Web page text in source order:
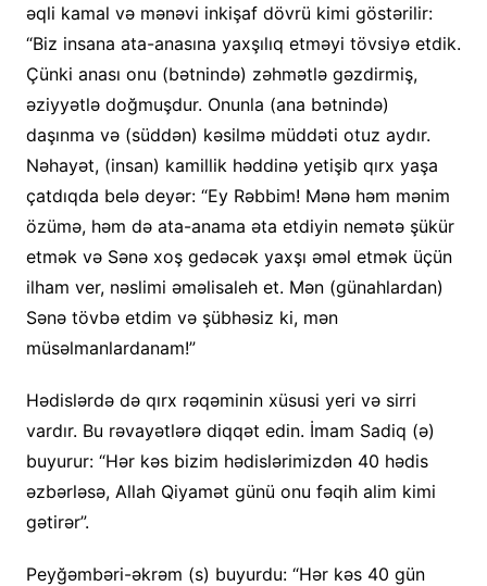
əqli kamal və mənəvi inkişaf dövrü kimi göstərilir:
“Biz insana ata-anasına yaxşılıq etməyi tövsiyə etdik.
Çünki anası onu (bətnində) zəhmətlə gəzdirmiş,
əziyyətlə doğmuşdur. Onunla (ana bətnində)
daşınma və (süddən) kəsilmə müddəti otuz aydır.
Nəhayət, (insan) kamillik həddinə yetişib qırx yaşa
çatdıqda belə deyər: “Ey Rəbbim! Mənə həm mənim
özümə, həm də ata-anama əta etdiyin nemətə şükür
etmək və Sənə xoş gedəcək yaxşı əməl etmək üçün
ilham ver, nəslimi əməlisaleh et. Mən (günahlardan)
Sənə tövbə etdim və şübhəsiz ki, mən
müsəlmanlardanam!”
Hədislərdə də qırx rəqəminin xüsusi yeri və sirri
vardır. Bu rəvayətlərə diqqət edin. İmam Sadiq (ə)
buyurur: “Hər kəs bizim hədislərimizdən 40 hədis
əzbərləsə, Allah Qiyamət günü onu fəqih alim kimi
gətirər”.
Peyğəmbəri-əkrəm (s) buyurdu: “Hər kəs 40 gün